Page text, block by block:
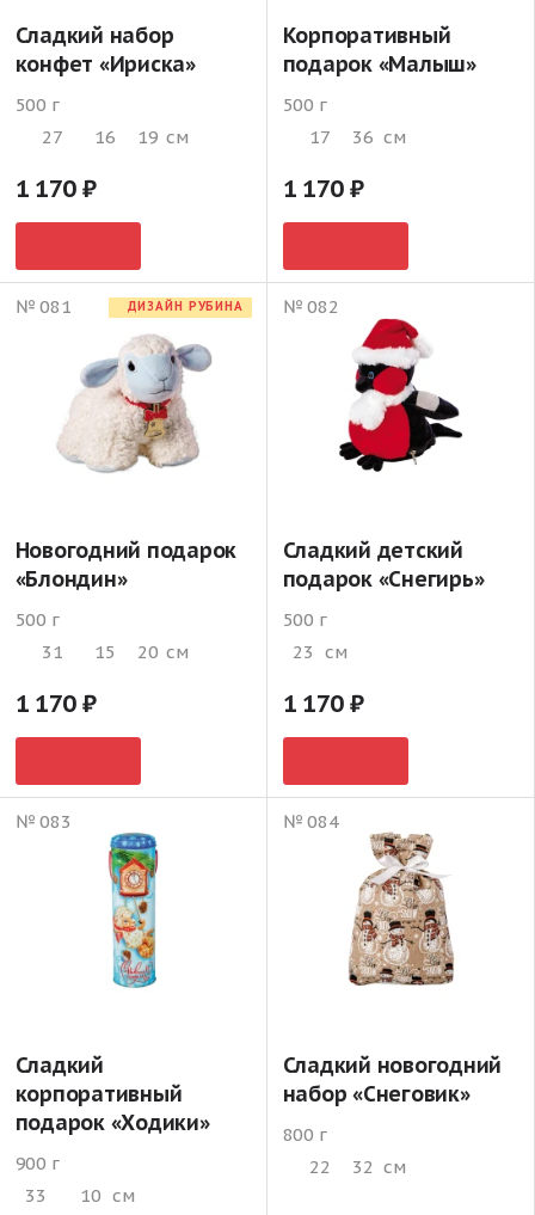
Сладкий набор
конфет «Ириска»
500 г
27
16 19 см
1 170
Корпоративный
подарок «Малыш»
500 г
17
36 см
1 170
№ 081 ДИЗАЙН РУБИНА
Новогодний подарок
«Блондин»
500 г
31
15 20 см
1 170
№ 082
Сладкий детский
подарок «Снегирь»
500 г
23 см
1 170
№ 083
Сладкий
корпоративный
подарок «Ходики»
900 г
33
10 см
№ 084
Сладкий новогодний
набор «Снеговик»
800 г
22
32 см